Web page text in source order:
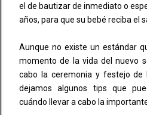
el de bautizar de inmediato o
años, para que su bebé reciba el
Aunque no existe un estándar
momento de la vida del nuevo
cabo la ceremonia y festejo de
dejamos algunos tips que
cuándo llevar a cabo la